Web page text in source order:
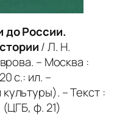
до России.
/ Л. Н.
– Москва :
с.: ил. –
– Текст :
ф. 21)